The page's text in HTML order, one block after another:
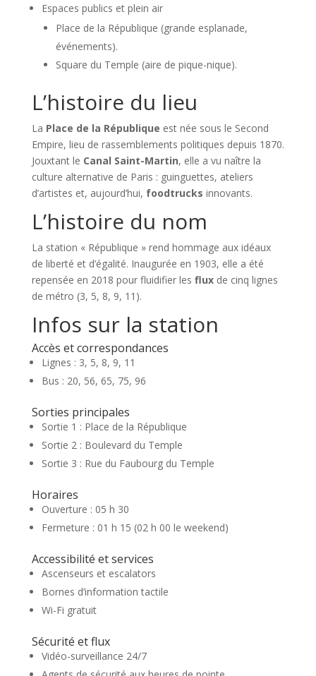
Espaces publics et plein air
Place de la République (grande esplanade,
événements).
Square du Temple (aire de pique-nique).
L’histoire du lieu
La Place de la République est née sous le Second
Empire, lieu de rassemblements politiques depuis 1870.
Jouxtant le Canal Saint-Martin, elle a vu naître la
culture alternative de Paris : guinguettes, ateliers
d’artistes et, aujourd’hui, foodtrucks innovants.
L’histoire du nom
La station « République » rend hommage aux idéaux
de liberté et d’égalité. Inaugurée en 1903, elle a été
repensée en 2018 pour fluidifier les fluxde cinq lignes
de métro (3, 5, 8, 9, 11).
Infos sur la station
Accès et correspondances
Lignes : 3, 5, 8, 9, 11
Bus : 20, 56, 65, 75, 96
Sorties principales
Sortie 1 : Place de la République
Sortie 2 : Boulevard du Temple
Sortie 3 : Rue du Faubourg du Temple
Horaires
Ouverture : 05 h 30
Fermeture : 01 h 15 (02 h 00 le weekend)
Accessibilité et services
Ascenseurs et escalators
Bornes d’information tactile
Wi-Fi gratuit
Sécurité et flux
Vidéo-surveillance 24/7